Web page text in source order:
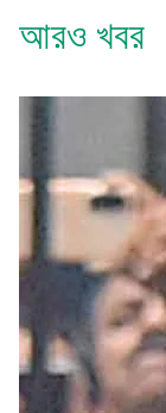
আরও খবর